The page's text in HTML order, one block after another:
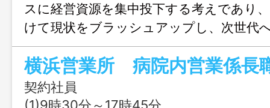
スに経営資源を集中投下する考えであり
けて現状をブラッシュアップし、次世代
進めていく。次々と事業を拡大展開して
力となっている病院向け業務委託事業を
である。今後、病院事業についても経営
働き方改革を図る理由で、各業務のアウ
横浜営業所 病院内営業係長
契約社員